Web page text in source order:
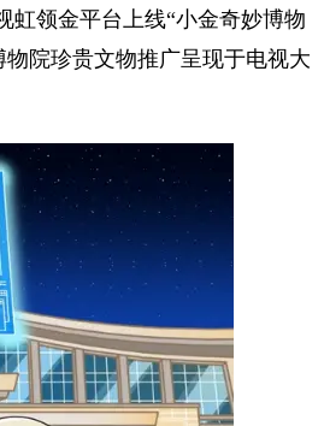
虹领金平台上线“小金奇妙博物
院珍贵文物推广呈现于电视大